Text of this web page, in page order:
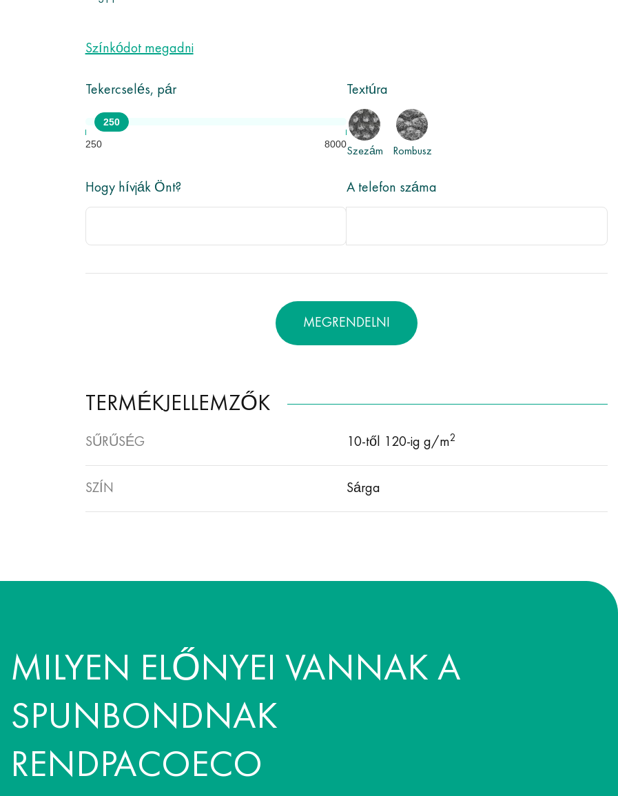
Színkódot megadni
Tekercselés, pár
250
250 8000
Textúra
Szezám Rombusz
Hogy hívják Önt? A telefon száma
MEGRENDELNI
TERMÉKJELLEMZŐK
SŰRŰSÉG 10-től 120-ig g/m2
SZÍN Sárga
MILYEN ELŐNYEI VANNAK A
SPUNBONDNAK
RENDPACOECO